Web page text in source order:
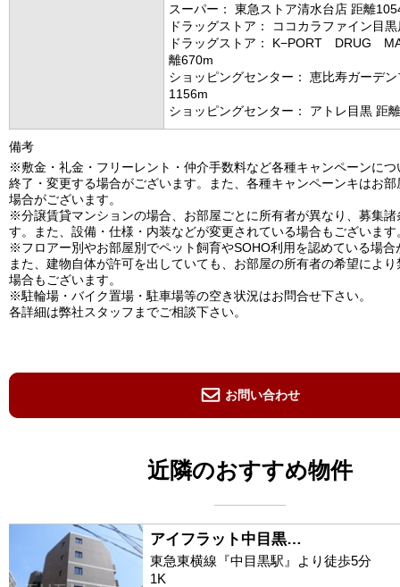
スーパー： 東急ストア清水台店 距離
ドラッグストア： ココカラファイン目
ドラッグストア： K−PORT DRUG
離670m
ショッピングセンター： 恵比寿ガーデ
1156m
ショッピングセンター： アトレ目黒 距
備考
※敷金・礼金・フリーレント・仲介手数料など各種キャンペーンにつ
終了・変更する場合がございます。また、各種キャンペーンキはお
場合がございます。
※分譲賃貸マンションの場合、お部屋ごとに所有者が異なり、募集諸
す。また、設備・仕様・内装などが変更されている場合もございます
※フロアー別やお部屋別でペット飼育やSOHO利用を認めている場合
また、建物自体が許可を出していても、お部屋の所有者の希望によ
場合もございます。
※駐輪場・バイク置場・駐車場等の空き状況はお問合せ下さい。
各詳細は弊社スタッフまでご相談下さい。
お問い合わせ
近隣のおすすめ物件
アイフラット中目黒…
東急東横線『中目黒駅』より徒歩5分
1K